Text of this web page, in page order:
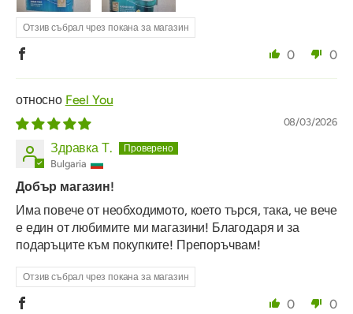
Отзив събрал чрез покана за магазин
0 0
Feel You
08/03/2026
Здравка Т.
Bulgaria
Добър магазин!
Има повече от необходимото, което търся, така, че вече
е един от любимите ми магазини! Благодаря и за
подаръците към покупките! Препоръчвам!
Отзив събрал чрез покана за магазин
0 0